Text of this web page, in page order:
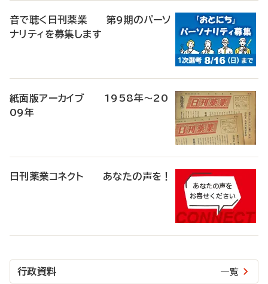
音で聴く日刊薬業 第9期のパーソ
ナリティを募集します
紙面版アーカイブ 1958年～20
09年
日刊薬業コネクト あなたの声を！
行政資料 一覧